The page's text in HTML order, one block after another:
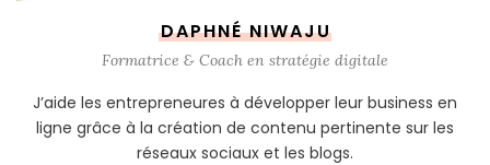
DAPHNÉ NIWAJU
Formatrice & Coach en stratégie digitale
J’aide les entrepreneures à développer leur business en
ligne grâce à la création de contenu pertinente sur les
réseaux sociaux et les blogs.